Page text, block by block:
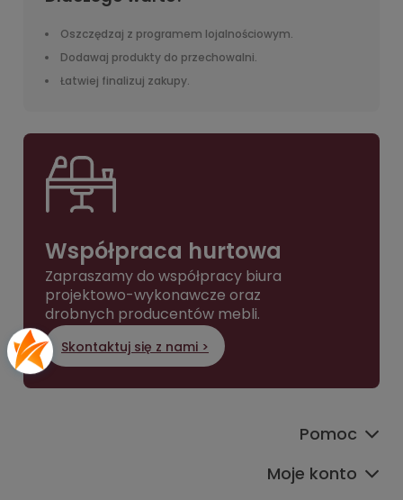
Oszczędzaj z programem lojalnościowym.
Dodawaj produkty do przechowalni.
Łatwiej finalizuj zakupy.
Współpraca hurtowa
Zapraszamy do współpracy biura
projektowo-wykonawcze oraz
drobnych producentów mebli.
Skontaktuj się z nami >
Pomoc
Moje konto